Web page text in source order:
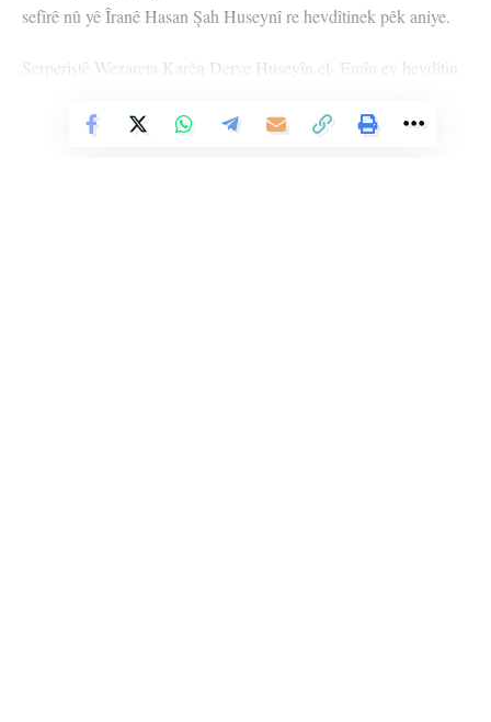
sefîrê nû yê Îranê Hasan Şah Huseynî re hevdîtinek pêk aniye.
Serperiştê Wezareta Karên Derve Huseyîn el- Emîn ev hevdîtin
diyar kir û Bûrhanî jî sefîrê Sûdanê yê nû Abdulazîz Hasan Salih
Vê Nûçeyê Bixwîne